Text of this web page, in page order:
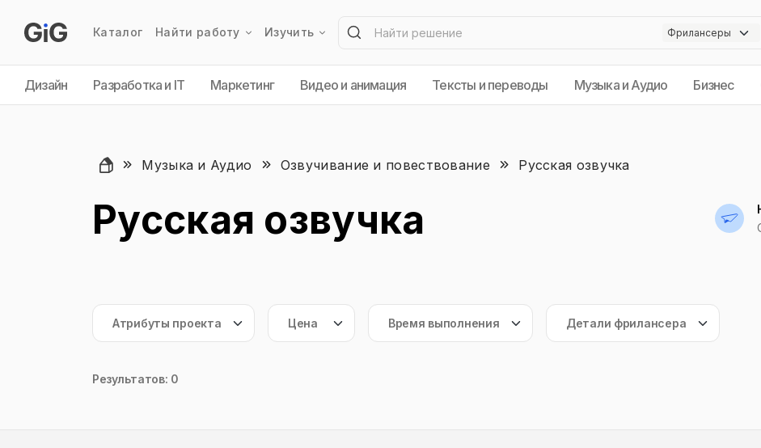
Каталог Найти работу Изучить
Дизайн Разработка и IT Маркетинг Видео и анимация Тексты и переводы Музыка и Аудио Бизнес
Музыка и Аудио Озвучивание и повествование Русская озвучка
Русская озвучка
Результатов: 0